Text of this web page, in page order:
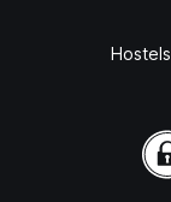
Hostels